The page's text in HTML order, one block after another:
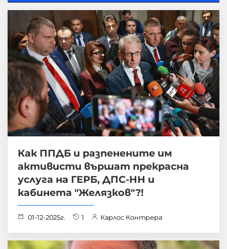
Как ППДБ и разпенените им
активисти вършат прекрасна
услуга на ГЕРБ, ДПС-НН и
кабинета "Желязков"?!
01-12-2025г. 1 Карлос Контрера